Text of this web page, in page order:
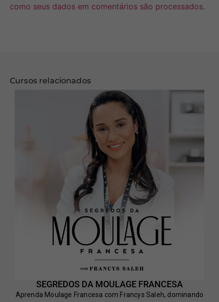
como seus dados em comentários são processados.
Cursos relacionados
SEGREDOS DA MOULAGE FRANCESA
Aprenda Moulage Francesa com Francys Saleh, dominando